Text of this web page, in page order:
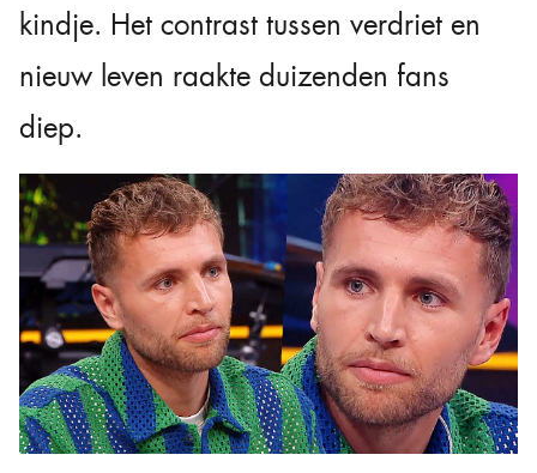
kindje. Het contrast tussen verdriet en
nieuw leven raakte duizenden fans
diep.